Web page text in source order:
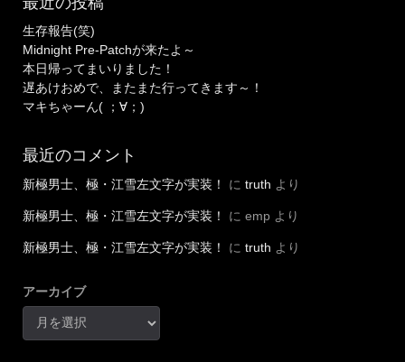
生存報告(笑)
Midnight Pre-Patchが来たよ～
本日帰ってまいりました！
遅あけおめで、またまた行ってきます～！
マキちゃーん( ；∀；)
最近のコメント
新極男士、極・江雪左文字が実装！ に truth より
新極男士、極・江雪左文字が実装！ に emp より
新極男士、極・江雪左文字が実装！ に truth より
アーカイブ